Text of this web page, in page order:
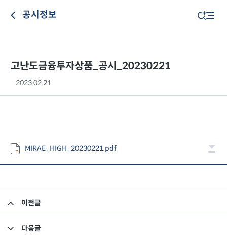
공시정보
고난도금융투자상품_공시_20230221
2023.02.21
MIRAE_HIGH_20230221.pdf
이전글
다음글